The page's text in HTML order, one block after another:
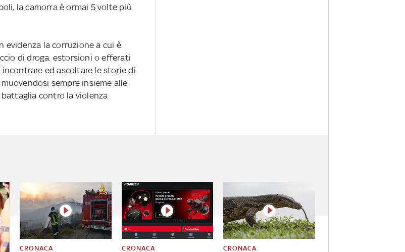
la camorra è ormai 5 volte più
evidenza la corruzione a cui è
di droga. estorsioni o efferati
ed ascoltare le storie di
sempre insieme alle
contro la violenza
CRONACA CRONACA CRONACA